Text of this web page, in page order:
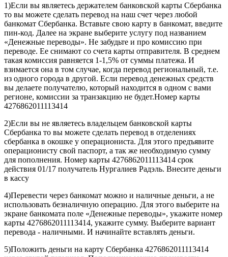
1)Если вы являетесь держателем банковской карты Сбербанка
то вы можете сделать перевод на наш счет через любой
банкомат Сбербанка. Вставьте свою карту в банкомат, введите
пин-код. Далее на экране выберите услугу под названием
«Денежные переводы». Не забудьте и про комиссию при
переводе. Ее снимают со счета карты отправителя. В среднем
такая комиссия равняется 1-1,5% от суммы платежа. И
взимается она в том случае, когда перевод региональный, т.е.
из одного города в другой. Если перевод денежных средств
вы делаете получателю, который находится в одном с вами
регионе, комиссии за транзакцию не будет.Номер карты
4276862011113414
2)Если вы не являетесь владельцем банковской карты
Сбербанка то вы можете сделать перевод в отделениях
сбербанка в окошке у операциониста. Для этого предъявите
операционисту свой паспорт, а так же необходимую сумму
для пополнения. Номер карты 4276862011113414 срок
действия 01/17 получатель Нургалиев Радэль. Внесите деньги
в кассу
4)Перевести через банкомат можно и наличные деньги, а не
использовать безналичную операцию. Для этого выберите на
экране банкомата поле «Денежные переводы», укажите номер
карты 4276862011113414, укажите сумму. Выберите вариант
перевода - наличными. И начинайте вставлять деньги.
5)Положить деньги на карту Сбербанка 4276862011113414